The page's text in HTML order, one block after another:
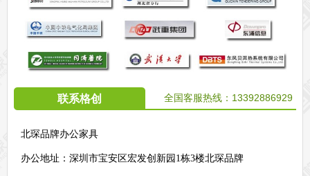
联系格创 全国客服热线： 13392886929
北琛品牌办公家具
办公地址： 深圳市宝安区宏发创新园1栋3楼北琛品牌